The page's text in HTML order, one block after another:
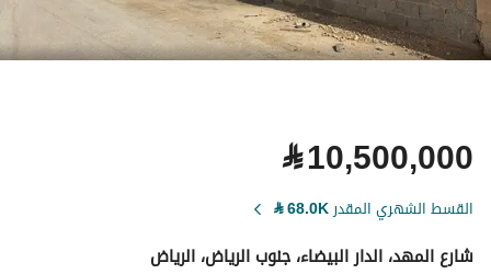
⃁10,500,000
القسط الشهري المقدر68.0K
⃁
شارع المهد، الدار البيضاء، جنوب الرياض، الرياض